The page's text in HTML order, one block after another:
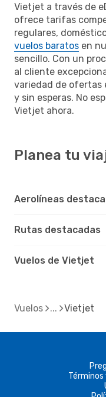
Vietjet a través de
ofrece tarifas
regulares,
vuelos baratos en
sencillo. Con un
al cliente
variedad de ofertas
y sin esperas. No
Vietjet ahora.
Planea tu
Aerolíneas
Rutas destacadas
Vuelos de Vietjet
Vuelos Vietjet
Términos